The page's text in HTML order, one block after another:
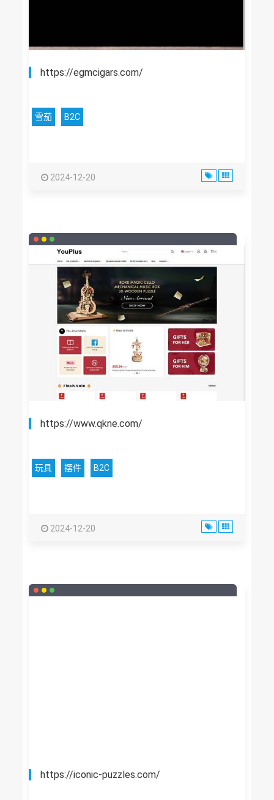
https://egmcigars.com/
雪茄 B2C
2024-12-20
https://www.qkne.com/
玩具 摆件 B2C
2024-12-20
https://iconic-puzzles.com/